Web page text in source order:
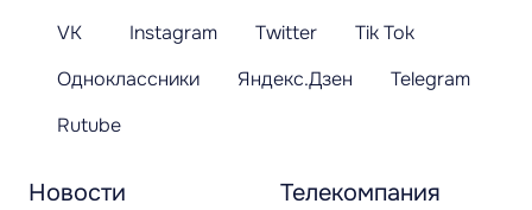
Новости Телекомпания
VK Instagram Twitter
Tik Tok
Одноклассники
Яндекс.Дзен
Telegram
Rutube